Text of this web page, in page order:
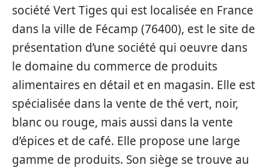
société Vert Tiges qui est localisée en France
dans la ville de Fécamp (76400), est le site de
présentation d’une société qui oeuvre dans
le domaine du commerce de produits
alimentaires en détail et en magasin. Elle est
spécialisée dans la vente de thé vert, noir,
blanc ou rouge, mais aussi dans la vente
d’épices et de café. Elle propose une large
gamme de produits. Son siège se trouve au